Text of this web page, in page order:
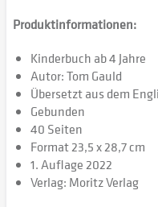
Produktinformationen:
Kinderbuch ab 4 Jahre
Autor: Tom Gauld
Übersetzt aus dem
Gebunden
40 Seiten
Format 23,5 x 28,7 cm
1. Auflage 2022
Verlag: Moritz Verlag